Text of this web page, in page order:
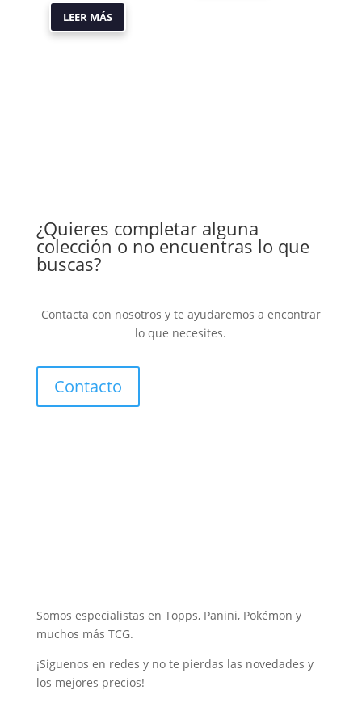
LEER MÁS
¿Quieres completar alguna
colección o no encuentras lo que
buscas?
Contacta con nosotros y te ayudaremos a encontrar
lo que necesites.
Contacto
Somos especialistas en Topps, Panini, Pokémon y
muchos más TCG.
¡Siguenos en redes y no te pierdas las novedades y
los mejores precios!